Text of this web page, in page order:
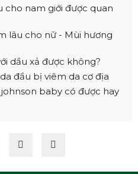
cho nam giới được quan
lâu cho nữ - Mùi hương
dầu xả được không?
đầu bị viêm da cơ địa
baby có được hay